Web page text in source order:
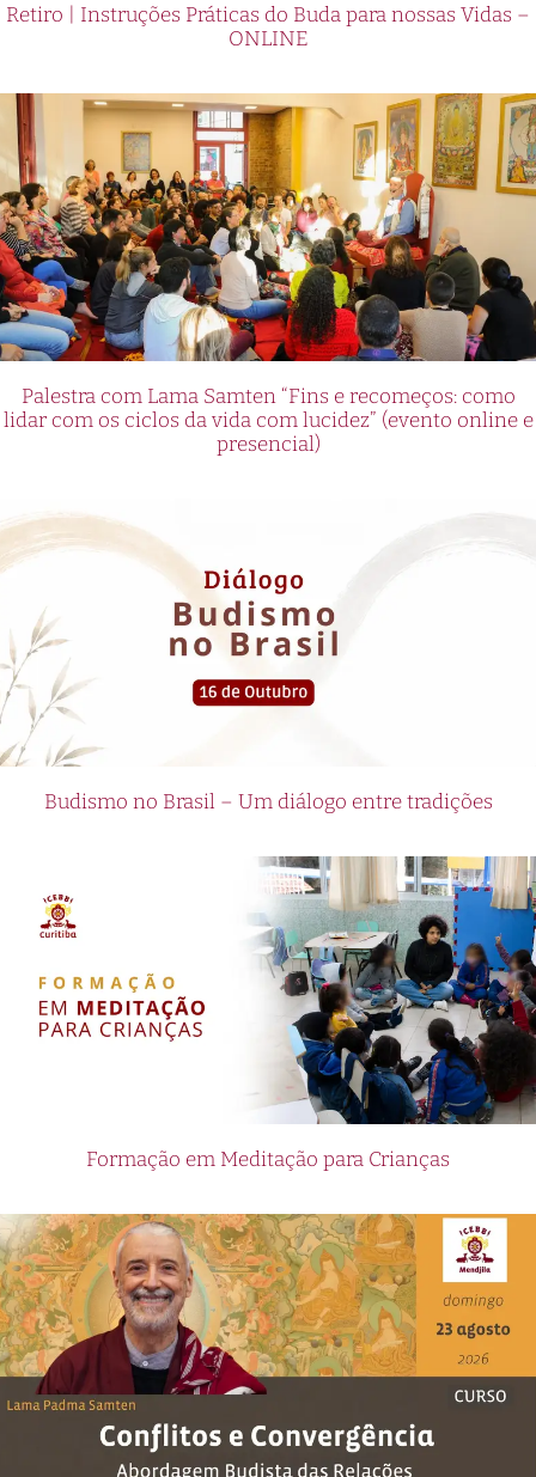
Retiro | Instruções Práticas do Buda para nossas Vidas –
ONLINE
Palestra com Lama Samten “Fins e recomeços: como
lidar com os ciclos da vida com lucidez” (evento online e
presencial)
Budismo no Brasil – Um diálogo entre tradições
Formação em Meditação para Crianças